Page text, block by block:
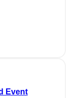
Event